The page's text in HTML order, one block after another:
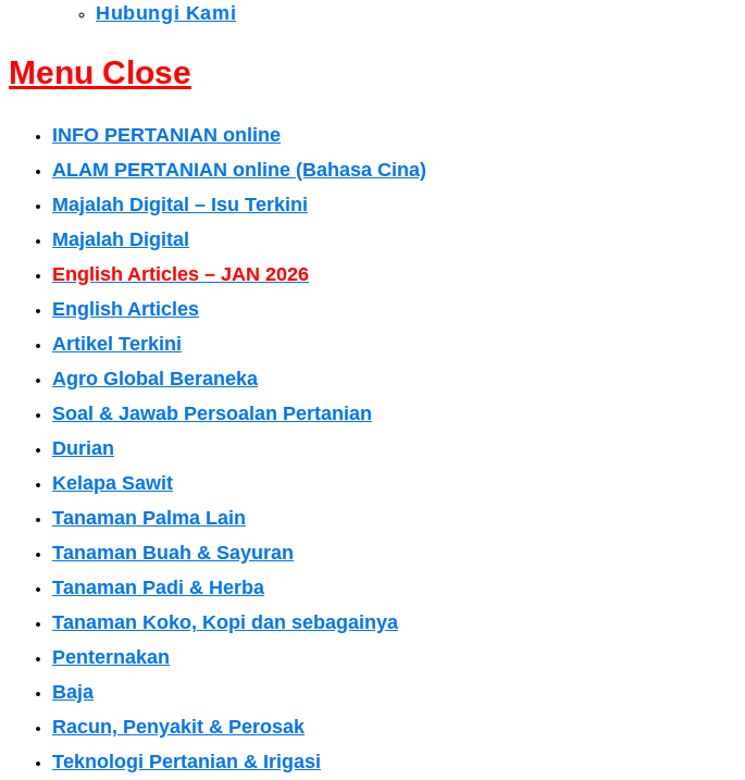
Hubungi Kami
Menu Close
INFO PERTANIAN online
ALAM PERTANIAN online (Bahasa Cina)
Majalah Digital – Isu Terkini
Majalah Digital
English Articles – JAN 2026
English Articles
Artikel Terkini
Agro Global Beraneka
Soal & Jawab Persoalan Pertanian
Durian
Kelapa Sawit
Tanaman Palma Lain
Tanaman Buah & Sayuran
Tanaman Padi & Herba
Tanaman Koko, Kopi dan sebagainya
Penternakan
Baja
Racun, Penyakit & Perosak
Teknologi Pertanian & Irigasi